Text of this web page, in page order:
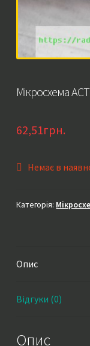
Мікросхема
62,51грн.
Немає в
Категорія:
Опис
Відгуки (0)
Опис